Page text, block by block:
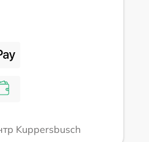
Kuppersbusch